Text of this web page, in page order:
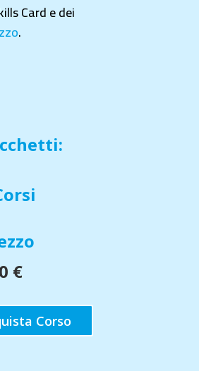
Card e dei
.
€
Corso